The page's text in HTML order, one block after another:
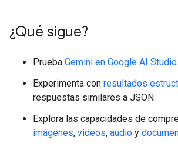
¿Qué sigue?
Prueba Gemini en Google AI Studio.
Experimenta con resultados
respuestas similares a JSON.
Explora las capacidades de
imágenes, videos, audio y